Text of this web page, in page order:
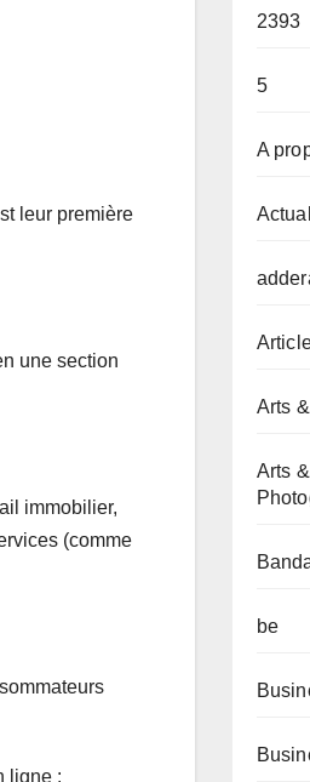
leur première
une section
immobilier,
(comme
ligne :
2393
5
A
Arts
Arts
be